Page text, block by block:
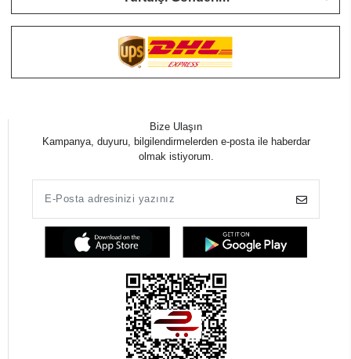
Bize Ulaşın
Kampanya, duyuru, bilgilendirmelerden e-posta ile haberdar
olmak istiyorum.